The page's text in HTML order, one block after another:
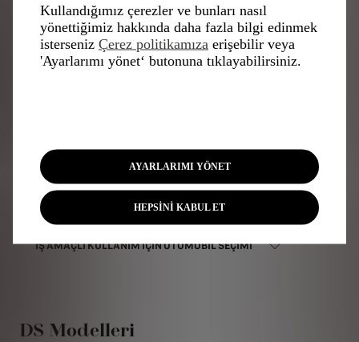
SIK SORULAN SORULARIMIZI
KEŞFEDİN
ŞARJ EDILEBILIR HIBRIT, BENZINLI VEYA DIZEL: HANGI
MOTORU SEÇMELISINIZ?
NEDEN YENI BIR OTOMOBIL ALMALISINIZ?
İŞ AMAÇLI KULLANIM IÇIN OTOMOBIL SEÇIMI
DS Modelleri
Kullandığımız çerezler ve bunları nasıl
yönettiğimiz hakkında daha fazla bilgi edinmek
isterseniz Çerez politikamıza erişebilir veya
'Ayarlarımı yönet‘ butonuna tıklayabilirsiniz.
AYARLARIMI YÖNET
HEPSİNİ KABUL ET